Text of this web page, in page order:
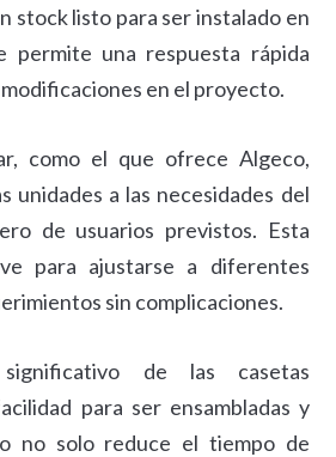
stock listo para ser instalado en
permite una respuesta rápida
en el proyecto.
como el que ofrece Algeco,
unidades a las necesidades del
de usuarios previstos. Esta
para ajustarse a diferentes
sin complicaciones.
de las casetas
para ser ensambladas y
no solo reduce el tiempo de